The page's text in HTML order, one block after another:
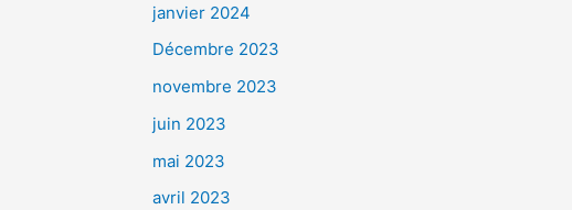
janvier 2024
Décembre 2023
novembre 2023
juin 2023
mai 2023
avril 2023